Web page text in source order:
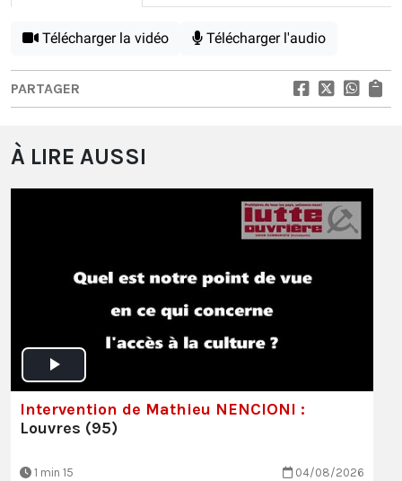
Télécharger la vidéo Télécharger l'audio
PARTAGER
À LIRE AUSSI
Intervention de Mathieu NENCIONI :
Louvres (95)
1 min 15 04/08/2026